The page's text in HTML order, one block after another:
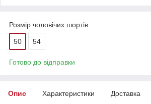
Розмір чоловічих шортів
50 54
Готово до відправки
Опис Характеристики Доставка